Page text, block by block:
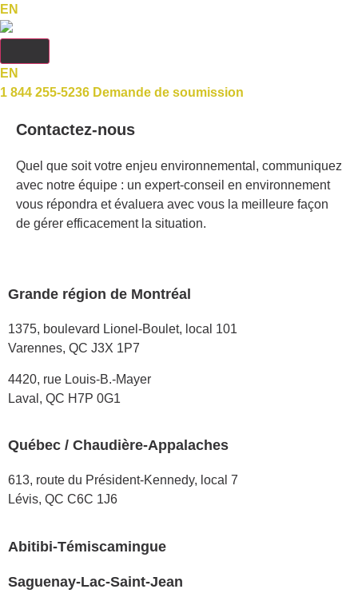
EN
EN
1 844 255-5236 Demande de soumission
Contactez-nous
Quel que soit votre enjeu environnemental, communiquez
avec notre équipe : un expert-conseil en environnement
vous répondra et évaluera avec vous la meilleure façon
de gérer efficacement la situation.
Grande région de Montréal
1375, boulevard Lionel-Boulet, local 101
Varennes, QC J3X 1P7
4420, rue Louis-B.-Mayer
Laval, QC H7P 0G1
Québec / Chaudière-Appalaches
613, route du Président-Kennedy, local 7
Lévis, QC C6C 1J6
Abitibi-Témiscamingue
Saguenay-Lac-Saint-Jean